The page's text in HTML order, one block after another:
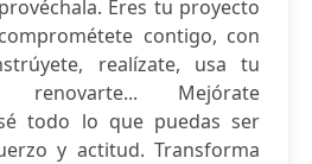
Eres tu proyecto
contigo, con
realízate, usa tu
Mejórate
todo lo que puedas ser
y actitud. Transforma